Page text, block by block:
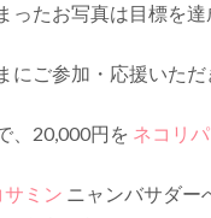
ったお写真は目標を達
にご参加・応援いた
、20,000円を ネコリ
ミン ニャンバサダー